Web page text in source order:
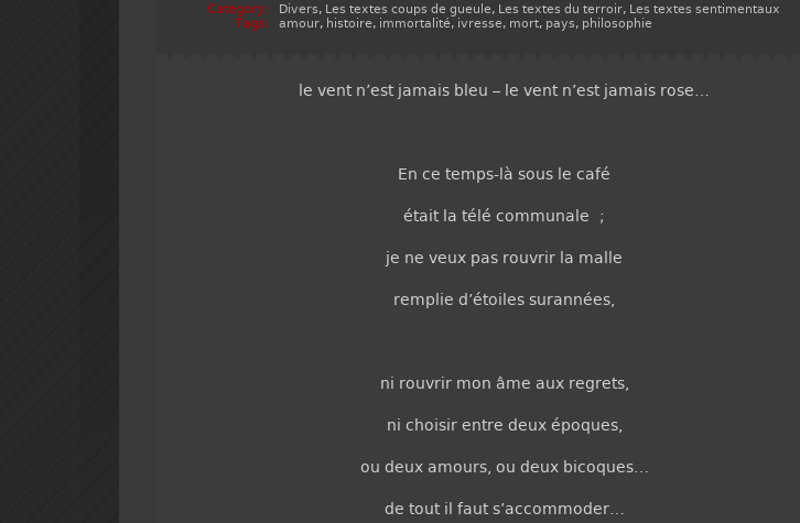
Category: Divers, Les textes coups de gueule, Les textes du terroir, Les textes sentimentaux
Tags:
amour, histoire, immortalité, ivresse, mort, pays, philosophie
le vent n’est jamais bleu – le vent n’est jamais rose…
En ce temps-là sous le café
était la télé communale ;
je ne veux pas rouvrir la malle
remplie d’étoiles surannées,
ni rouvrir mon âme aux regrets,
ni choisir entre deux époques,
ou deux amours, ou deux bicoques…
de tout il faut s’accommoder…